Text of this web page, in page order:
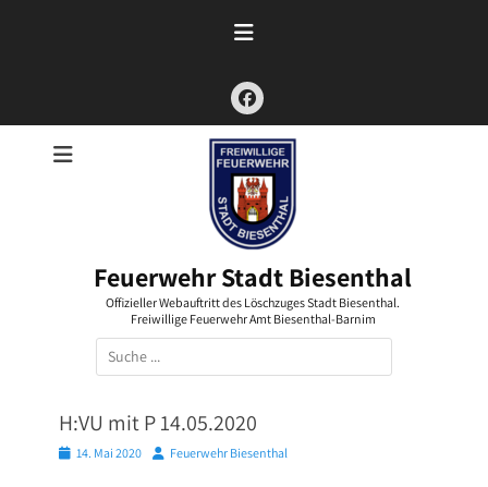
Facebook
Feuerwehr Stadt Biesenthal
Offizieller Webauftritt des Löschzuges Stadt Biesenthal.
Freiwillige Feuerwehr Amt Biesenthal-Barnim
Suchen
nach:
H:VU mit P 14.05.2020
Posted14. Mai 2020 AutorFeuerwehr Biesenthal